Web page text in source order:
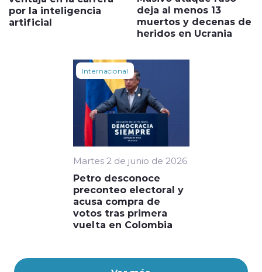
por la inteligencia
artificial
deja al menos 13
muertos y decenas de
heridos en Ucrania
Internacional
Martes 2 de junio de 2026
Petro desconoce
preconteo electoral y
acusa compra de
votos tras primera
vuelta en Colombia